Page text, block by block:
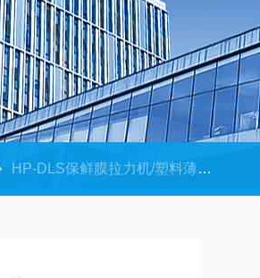
HP-DLS保鲜膜拉力机/塑料薄膜拉力试验机厂家